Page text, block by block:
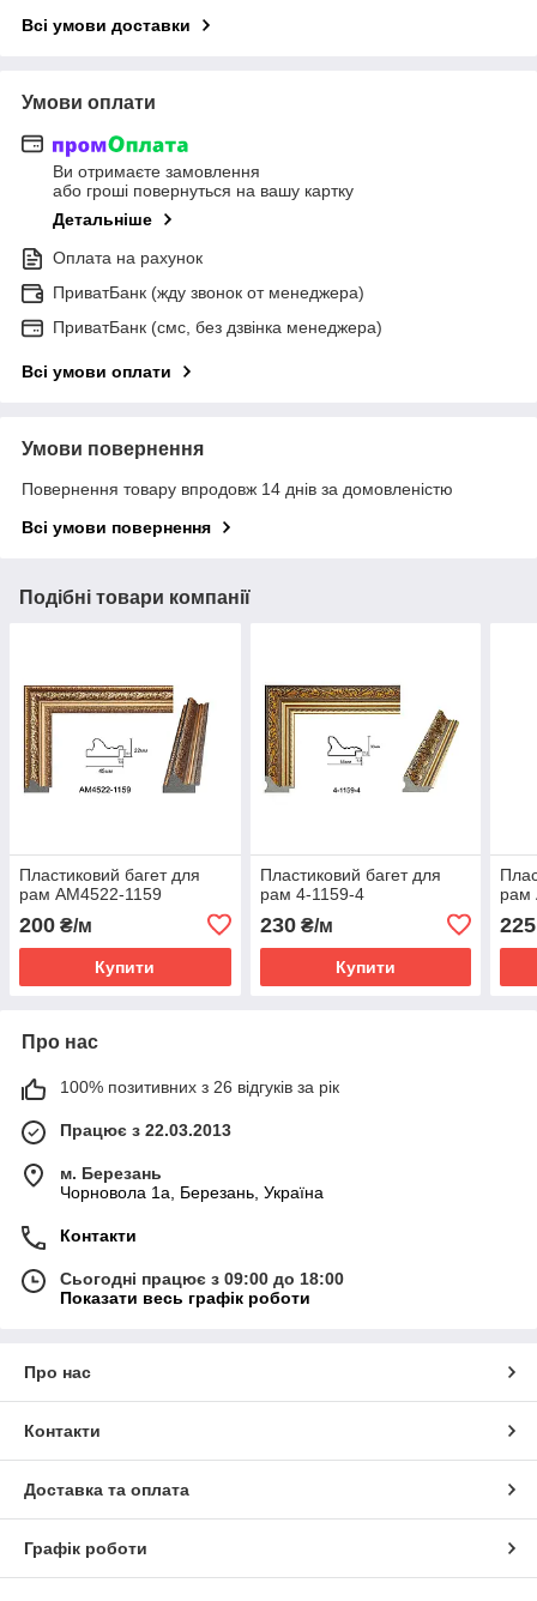
Всі умови доставки
Умови оплати
Ви отримаєте замовлення
або гроші повернуться на вашу картку
Детальніше
Оплата на рахунок
ПриватБанк (жду звонок от менеджера)
ПриватБанк (смс, без дзвінка менеджера)
Всі умови оплати
Умови повернення
Повернення товару впродовж 14 днів за домовленістю
Всі умови повернення
Подібні товари компанії
Пластиковий багет для
рам AM4522-1159
200 ₴/м
Купити
Пластиковий багет для
рам 4-1159-4
230₴/м
Купити
рам
225
Про нас
100% позитивних з 26 відгуків за рік
Працює з 22.03.2013
м. Березань
Чорновола 1а, Березань, Україна
Контакти
Сьогодні працює з 09:00 до 18:00
Показати весь графік роботи
Про нас
Контакти
Доставка та оплата
Графік роботи